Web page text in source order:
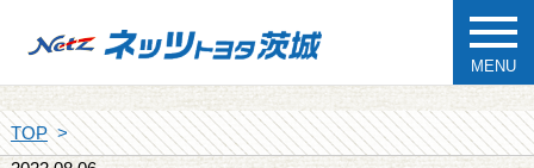
MENU
TOP